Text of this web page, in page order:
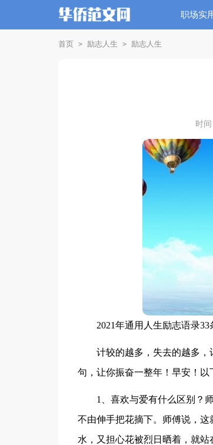
职场实
首页 > 励志人生 > 励志人生
时间
2021年通用人生励志语录33
计较的越多，失去的越多
句，让你振奋一整年！早安！以
1、喜欢与爱有什么区别？
不由伸手把花摘下。师傅说，
水，又担心花被烈日晒着，就